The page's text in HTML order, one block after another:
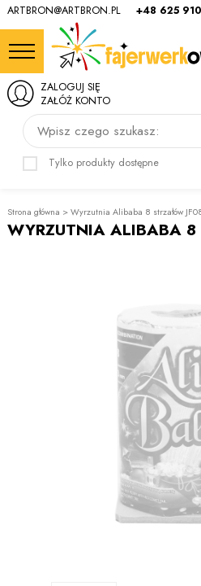
ARTBRON@ARTBRON.PL +48 625
Wpisz czego szukasz:
Tylko produkty dostępne
ZALOGUJ SIĘ
ZAŁÓŻ KONTO
Strona główna >Wyrzutnia Alibaba 8 strzałów
WYRZUTNIA ALIBABA 8